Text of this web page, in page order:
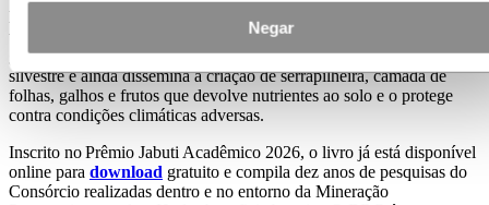
Negar
Enquanto o método de plantio de mudas nativas, possibilita inserir
um elevado número de espécies com características desejadas,
gerando oferta de frutos e sementes, o que atrai o retorno da fauna
silvestre e ainda dissemina a criação de serrapilheira, camada de
folhas, galhos e frutos que devolve nutrientes ao solo e o protege
contra condições climáticas adversas.
Inscrito no Prêmio Jabuti Acadêmico 2026, o livro já está disponível
online para download gratuito e compila dez anos de pesquisas do
Consórcio realizadas dentro e no entorno da Mineração